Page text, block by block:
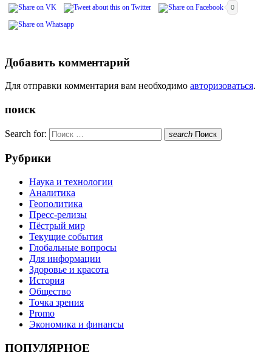
0
Добавить комментарий
Для отправки комментария вам необходимо авторизоваться.
поиск
Search for: search Поиск
Рубрики
Наука и технологии
Аналитика
Геополитика
Пресс-релизы
Пёстрый мир
Текущие события
Глобальные вопросы
Для информации
Здоровье и красота
История
Общество
Точка зрения
Promo
Экономика и финансы
ПОПУЛЯРНОЕ